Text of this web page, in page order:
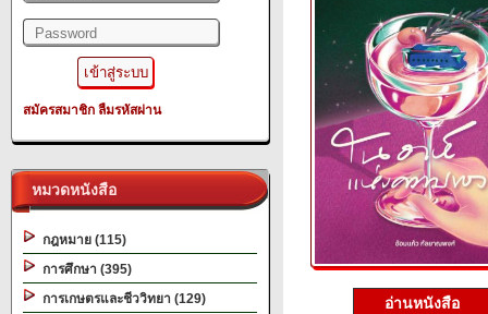
สมัครสมาชิก ลืมรหัสผ่าน
หมวดหนังสือ
กฎหมาย (115)
การศึกษา (395)
การเกษตรและชีววิทยา (129)
อ่านหนังสือ